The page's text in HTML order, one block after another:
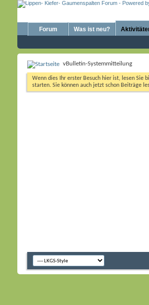
Forum Was ist neu?
vBulletin-Systemmitteilung
Wenn dies Ihr erster Besuch hier ist, lesen Sie
starten. Sie können auch jetzt schon Beiträge